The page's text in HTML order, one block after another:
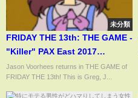
未分類
FRIDAY THE 13th: THE GAME -
"Killer" PAX East 2017
TRAILER REACTION &
DISCUSSION!
Jason Voorhees returns in THE GAME of
FRIDAY THE 13th! This is Greg, J...